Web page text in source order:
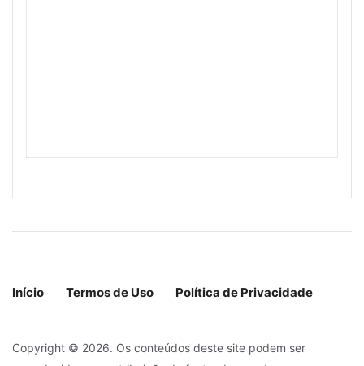
Início Termos de Uso Política de Privacidade
Copyright © 2026. Os conteúdos deste site podem ser